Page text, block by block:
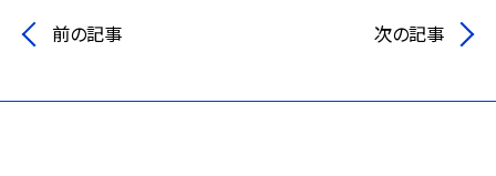
前の記事 次の記事